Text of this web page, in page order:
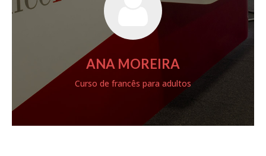
ANA MOREIRA
Curso de francês para adultos